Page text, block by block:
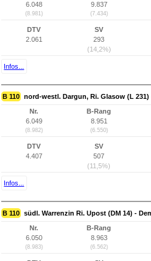
6.048
(8.981)
9.837
(7.434)
DTV
2.061
SV
293
(14,2%)
Infos...
B 110 nord-westl. Dargun, Ri. Glasow (L
Nr.
6.049
(8.982)
B-Rang
8.951
(6.550)
DTV
4.407
SV
507
(11,5%)
Infos...
B 110 südl. Warrenzin Ri. Upost (DM 14) -
Nr.
6.050
(8.983)
B-Rang
8.963
(6.562)